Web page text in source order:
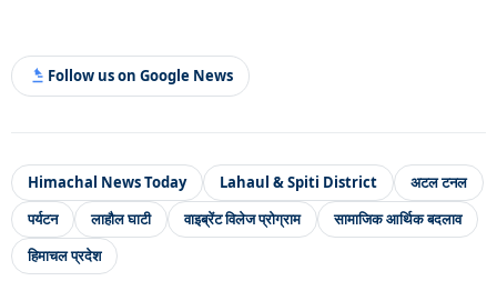
Follow us on Google News
Himachal News Today Lahaul & Spiti District
अटल टनल
पर्यटन
लाहौल घाटी वाइब्रेंट विलेज प्रोग्राम
सामाजिक आर्थिक बदलाव
हिमाचल प्रदेश